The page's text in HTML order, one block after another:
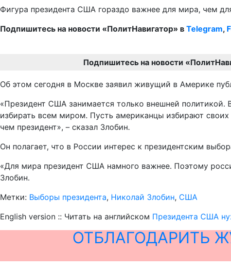
Фигура президента США гораздо важнее для мира, чем
Подпишитесь на новости «ПолитНавигатор» в Telegram,
Подпишитесь на новости
Об этом сегодня в Москве заявил живущий в Америке
«Президент США занимается только внешней
избирать всем миром. Пусть американцы избирают своих
чем президент», – сказал Злобин.
Он полагает, что в России интерес к президентским
«Для мира президент США намного важнее. Поэтому
Злобин.
Метки: Выборы президента, Николай Злобин, США
English version :: Читать на английском Президента США
ОТБЛАГОДАРИТЬ